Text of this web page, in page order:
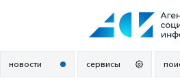
новости сервисы